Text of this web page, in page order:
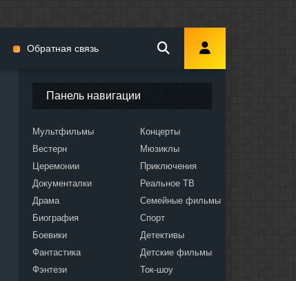
Панель навигации
Мультфильмы
Вестерн
Церемонии
Документалки
Драма
Биография
Боевики
Фантастика
Фэнтези
Концерты
Мюзиклы
Приключения
Реальное ТВ
Семейные фильмы
Спорт
Детективы
Детские фильмы
Ток-шоу
Обратная связь